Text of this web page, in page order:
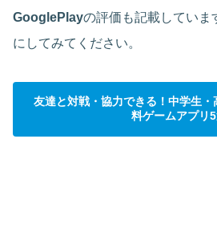
GooglePlayの評価も記載していま
にしてみてください。
友達と対戦・協力できる！中学生
料ゲームアプリ